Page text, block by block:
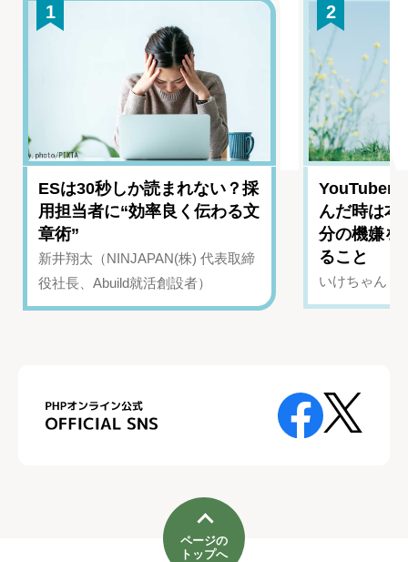
1
ESは30秒しか読まれない？採
用担当者に“効率良く伝わる文
章術”
新井翔太（NINJAPAN(株) 代表取締
役社長、Abuild就活創設者）
2
YouTuber
んだ時は
分の機嫌を
ること
いけちゃん（
ページの
トップへ